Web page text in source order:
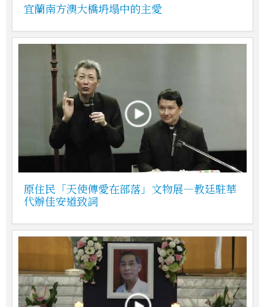
宜蘭南方澳大橋坍塌中的主愛
原住民「天使傳愛在部落」文物展—教廷駐華
代辦佳安道致詞